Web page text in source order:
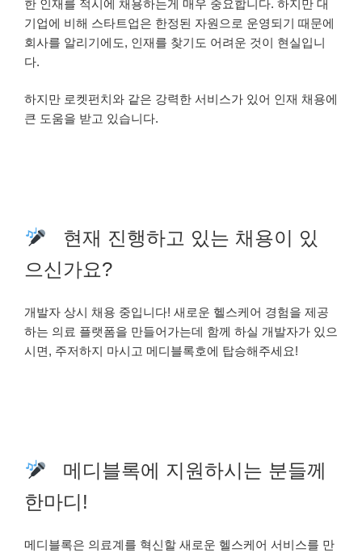
한 인재를 적시에 채용하는게 매우 중요합니다. 하지만 대
기업에 비해 스타트업은 한정된 자원으로 운영되기 때문에
회사를 알리기에도, 인재를 찾기도 어려운 것이 현실입니
다.
하지만 로켓펀치와 같은 강력한 서비스가 있어 인재 채용에
큰 도움을 받고 있습니다.
현재 진행하고 있는 채용이 있
으신가요?
개발자 상시 채용 중입니다! 새로운 헬스케어 경험을 제공
하는 의료 플랫폼을 만들어가는데 함께 하실 개발자가 있으
시면, 주저하지 마시고 메디블록호에 탑승해주세요!
메디블록에 지원하시는 분들께
한마디!
메디블록은 의료계를 혁신할 새로운 헬스케어 서비스를 만